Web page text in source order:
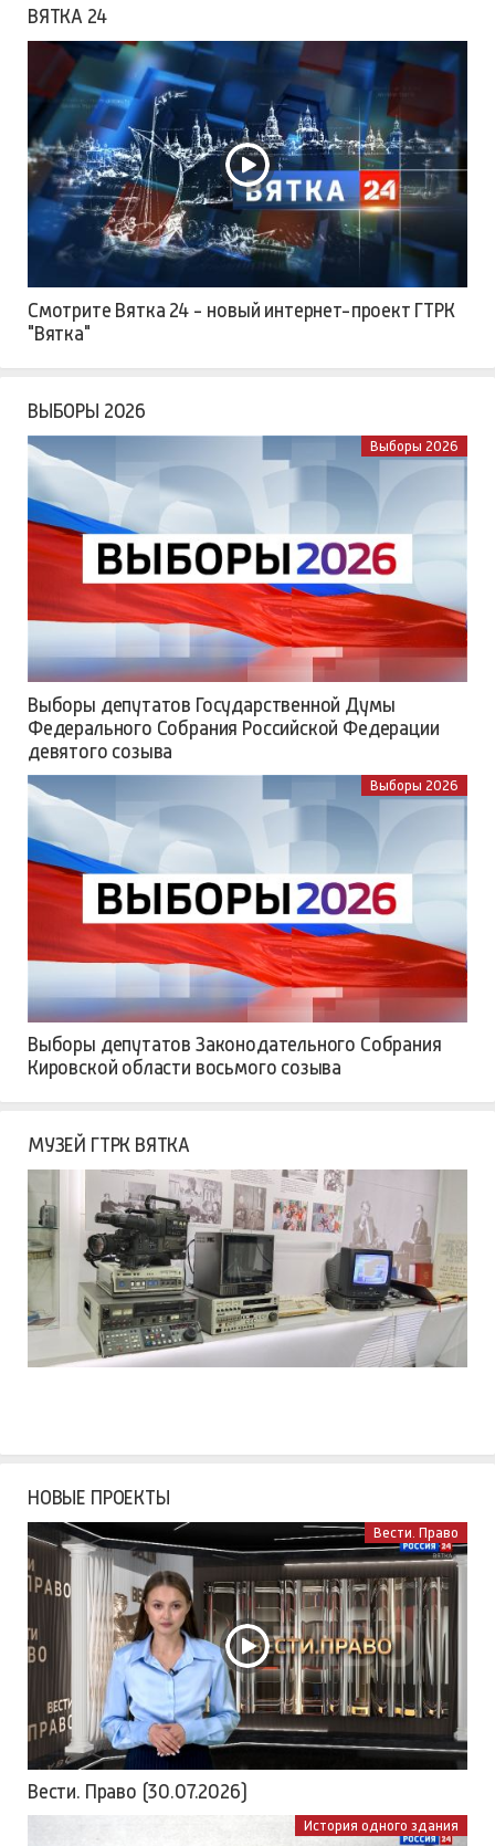
ВЯТКА 24
Смотрите Вятка 24 - новый интернет-проект ГТРК
"Вятка"
ВЫБОРЫ 2026
Выборы 2026
Выборы депутатов Государственной Думы
Федерального Собрания Российской Федерации
девятого созыва
Выборы 2026
Выборы депутатов Законодательного Собрания
Кировской области восьмого созыва
МУЗЕЙ ГТРК ВЯТКА
НОВЫЕ ПРОЕКТЫ
Вести. Право
Вести. Право (30.07.2026)
История одного здания